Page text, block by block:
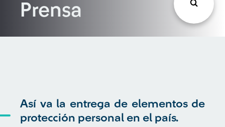
Prensa
Así va la entrega de elementos de
protección personal en el país.